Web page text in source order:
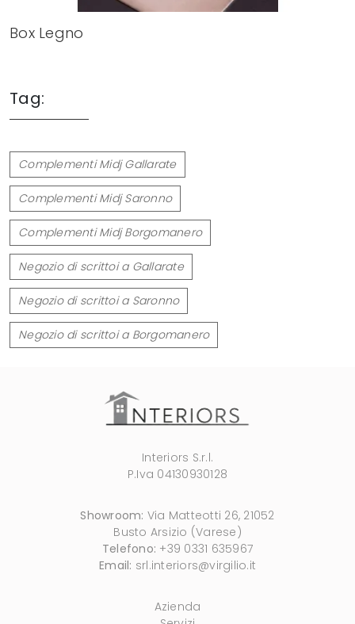
Box Legno
Tag:
Complementi Midj Gallarate
Complementi Midj Saronno
Complementi Midj Borgomanero
Negozio di scrittoi a Gallarate
Negozio di scrittoi a Saronno
Negozio di scrittoi a Borgomanero
Interiors S.r.l.
P.Iva 04130930128
Showroom: Via Matteotti 26, 21052
Busto Arsizio (Varese)
Telefono: +39 0331 635967
Email: srl.interiors@virgilio.it
Azienda